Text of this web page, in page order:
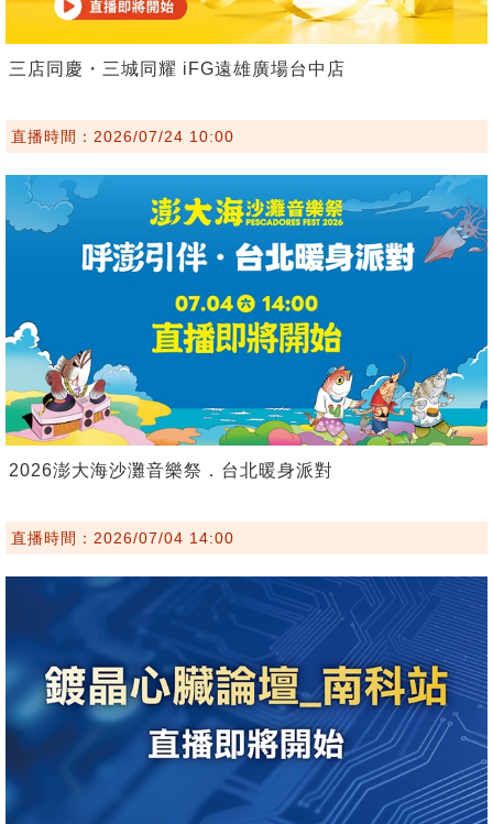
三店同慶・三城同耀 iFG遠雄廣場台中店
直播時間：2026/07/24 10:00
2026澎大海沙灘音樂祭．台北暖身派對
直播時間：2026/07/04 14:00